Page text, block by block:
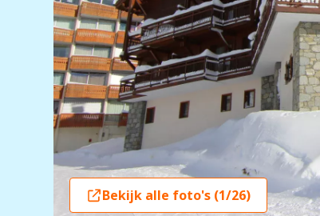
Bekijk alle foto's (1/26)